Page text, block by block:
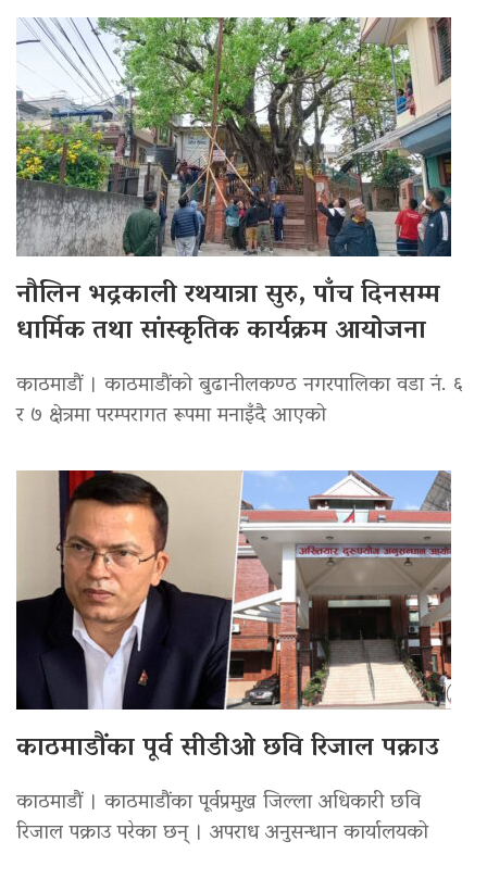
नौलिन भद्रकाली रथयात्रा सुरु, पाँच दिनसम्म
धार्मिक तथा सांस्कृतिक कार्यक्रम आयोजना
काठमाडौं । काठमाडौंको बुढानीलकण्ठ नगरपालिका वडा नं. ६
र ७ क्षेत्रमा परम्परागत रूपमा मनाइँदै आएको
काठमाडौंका पूर्व सीडीओ छवि रिजाल पक्राउ
काठमाडौं । काठमाडौंका पूर्वप्रमुख जिल्ला अधिकारी छवि
रिजाल पक्राउ परेका छन् । अपराध अनुसन्धान कार्यालयको